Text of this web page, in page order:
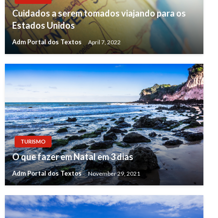
Cuidados a serem tomados viajando para os
Estados Unidos
Adm Portal dos Textos April 7, 2022
TURISMO
O que fazer em Natal em 3 dias
Adm Portal dos Textos November 29, 2021